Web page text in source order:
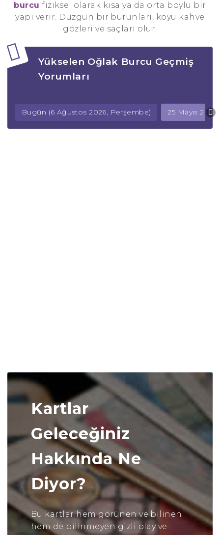
burcu fiziksel olarak kısa ya da orta boylu bir
yapı verir. Düzgün bir burunları, koyu kahve
gözleri ve saçları olur.
Yükselen Oğlak Burcu Geçmiş
Yorumları
Bugün (6 Ağustos 2026, Perşembe) 25 Mayıs
Kartlar
Geleceğiniz
Hakkında Ne
Diyor?
Bu kartlar hem görünen ve bilinen
hem de bilinmeyen gizli olay ve